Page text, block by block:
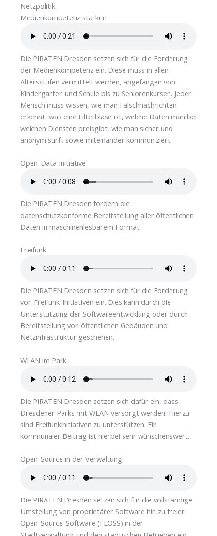
Netzpolitik
Medienkompetenz stärken
Die PIRATEN Dresden setzen sich für die Förderung
der Medienkompetenz ein. Diese muss in allen
Altersstufen vermittelt werden, angefangen von
Kindergarten und Schule bis zu Seniorenkursen. Jeder
Mensch muss wissen, wie man Falschnachrichten
erkennt, was eine Filterblase ist, welche Daten man bei
welchen Diensten preisgibt, wie man sicher und
anonym surft sowie miteinander kommuniziert.
Open-Data Initiative
Die PIRATEN Dresden fordern die
datenschutzkonforme Bereitstellung aller öffentlichen
Daten in maschinenlesbarem Format.
Freifunk
Die PIRATEN Dresden setzen sich für die Förderung
von Freifunk-Initiativen ein. Dies kann durch die
Unterstützung der Softwareentwicklung oder durch
Bereitstellung von öffentlichen Gebäuden und
Netzinfrastruktur geschehen.
WLAN im Park
Die PIRATEN Dresden setzen sich dafür ein, dass
Dresdener Parks mit WLAN versorgt werden. Hierzu
sind Freifunkinitiativen zu unterstützen. Ein
kommunaler Beitrag ist hierbei sehr wünschenswert.
Open-Source in der Verwaltung
Die PIRATEN Dresden setzen sich für die vollständige
Umstellung von proprietärer Software hin zu freier
Open-Source-Software (FLOSS) in der